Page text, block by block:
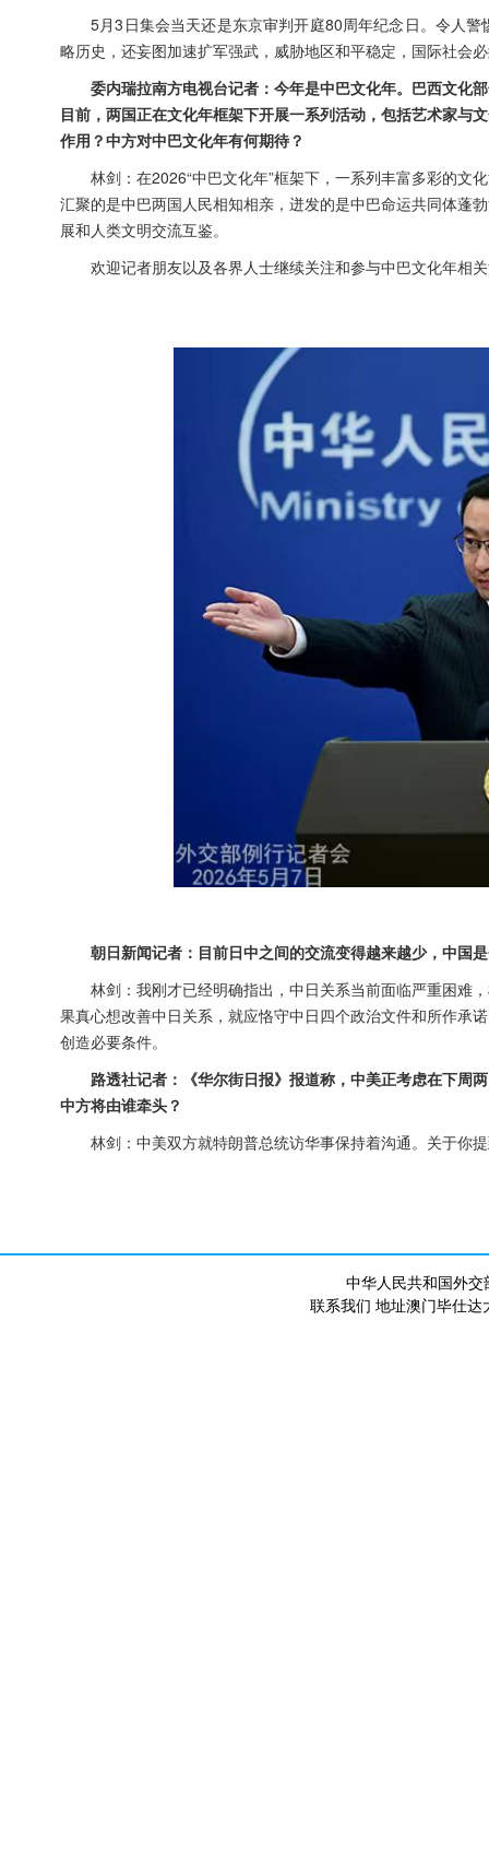
5月3日集会当天还是东京审判开庭80周年纪念日。令人
略历史，还妄图加速扩军强武，威胁地区和平稳定，国际社会
委内瑞拉南方电视台记者：今年是中巴文化年。巴西文化
目前，两国正在文化年框架下开展一系列活动，包括艺术家与
作用？中方对中巴文化年有何期待？
林剑：在2026“中巴文化年”框架下，一系列丰富多彩的文
汇聚的是中巴两国人民相知相亲，迸发的是中巴命运共同体蓬
展和人类文明交流互鉴。
欢迎记者朋友以及各界人士继续关注和参与中巴文化年相
朝日新闻记者：目前日中之间的交流变得越来越少，中国
林剑：我刚才已经明确指出，中日关系当前面临严重困难
果真心想改善中日关系，就应恪守中日四个政治文件和所作承
创造必要条件。
路透社记者：《华尔街日报》报道称，中美正考虑在下周
中方将由谁牵头？
林剑：中美双方就特朗普总统访华事保持着沟通。关于你
中华人民共和国外
联系我们 地址澳门毕仕